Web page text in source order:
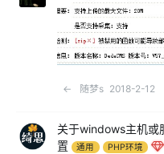
← 随梦s 2018-2-12
关于windows主机或
置
通用 PHP环境